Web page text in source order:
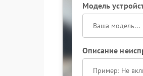
Модель
Описание